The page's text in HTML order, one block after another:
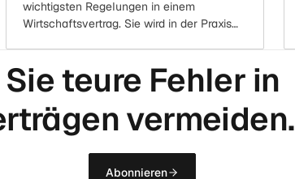
wichtigsten Regelungen in einem
Wirtschaftsvertrag. Sie wird in der Praxis
teure Fehler in
vermeiden.
Abonnieren